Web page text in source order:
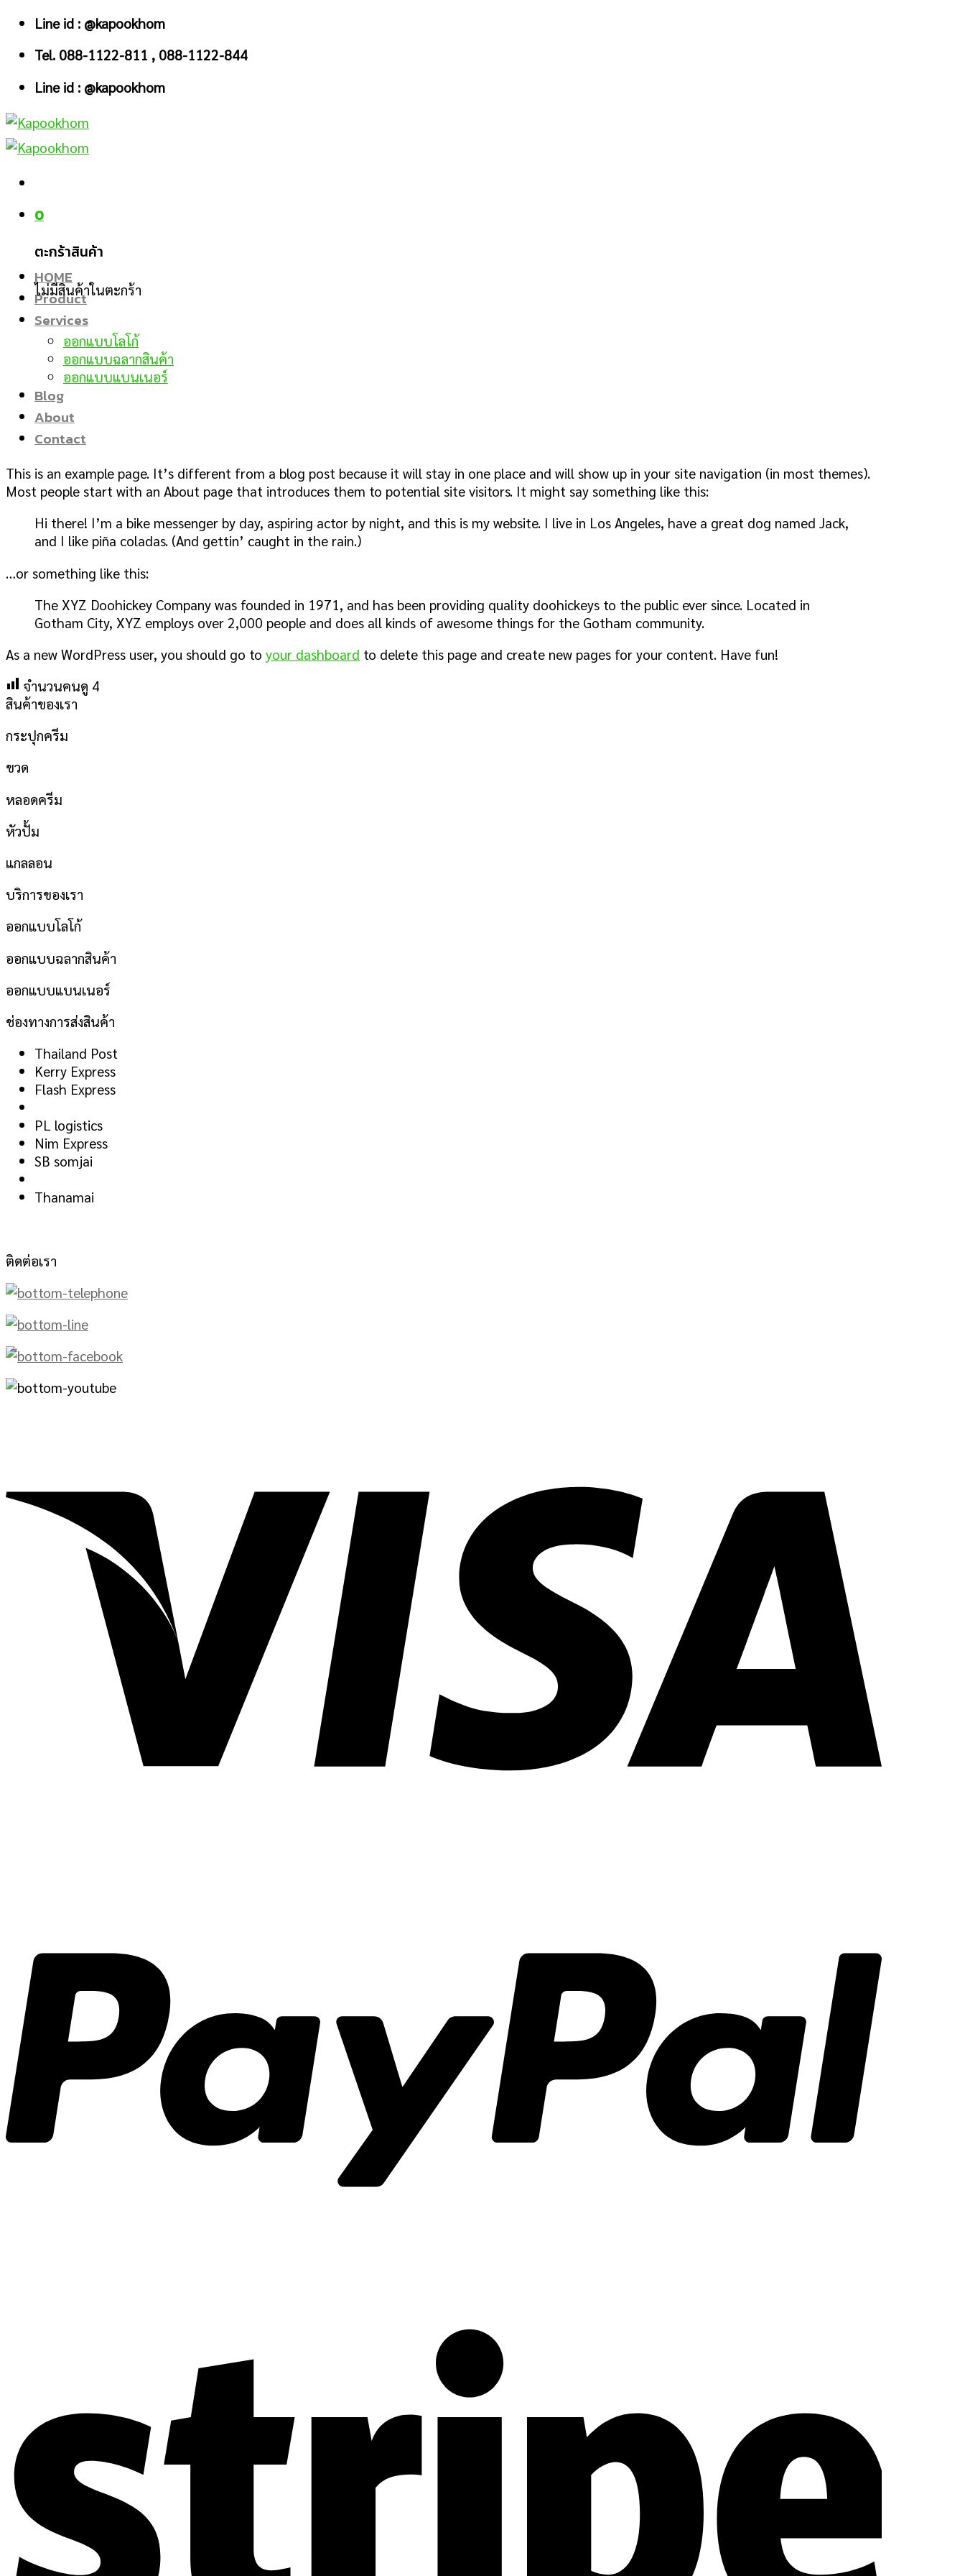
Skip
content
Line id : @kapookhom
Tel. 088-1122-811 , 088-1122-844
Line id : @kapookhom
0
ตะกร้าสินค้า
ไม่มีสินค้าในตะกร้า
HOME
Product
Services
ออกแบบโลโก้
ออกแบบฉลากสินค้า
ออกแบบแบนเนอร์
Blog
About
Contact
This is an example page. It’s different from a blog post because it will stay in one place and will show up in your site navigation (in most themes).
Most people start with an About page that introduces them to potential site visitors. It might say something like this:
Hi there! I’m a bike messenger by day, aspiring actor by night, and this is my website. I live in Los Angeles, have a great dog named Jack,
and I like piña coladas. (And gettin’ caught in the rain.)
…or something like this:
The XYZ Doohickey Company was founded in 1971, and has been providing quality doohickeys to the public ever since. Located in
Gotham City, XYZ employs over 2,000 people and does all kinds of awesome things for the Gotham community.
As a new WordPress user, you should go to your dashboard to delete this page and create new pages for your content. Have fun!
จำนวนคนดู 4
สินค้าของเรา
กระปุกครีม
ขวด
หลอดครีม
หัวปั้ม
แกลลอน
บริการของเรา
ออกแบบโลโก้
ออกแบบฉลากสินค้า
ออกแบบแบนเนอร์
ช่องทางการส่งสินค้า
Thailand Post
Kerry Express
Flash Express
PL logistics
Nim Express
SB somjai
Thanamai
ติดต่อเรา